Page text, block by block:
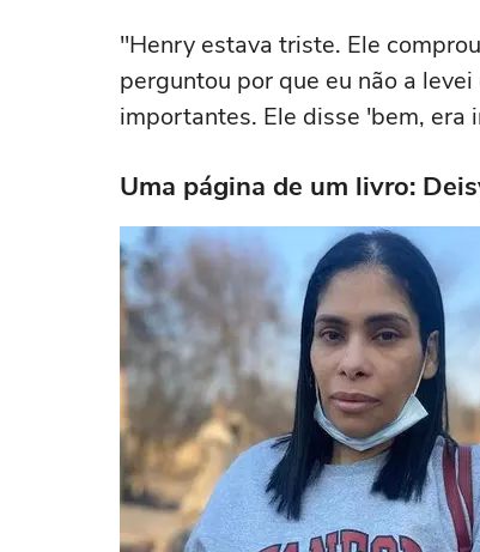
"Henry estava triste. Ele
perguntou por que eu não a
importantes. Ele disse 'bem, era
Uma página de um livro: